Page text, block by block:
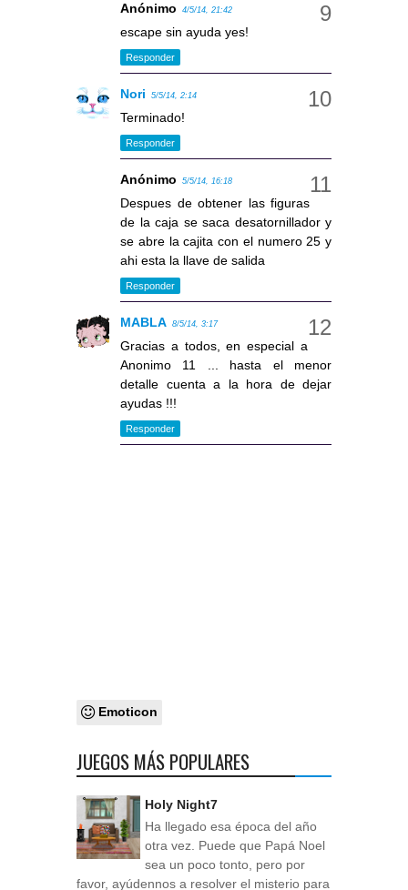
Anónimo 4/5/14, 21:42
escape sin ayuda yes!
Responder
Nori 5/5/14, 2:14
Terminado!
Responder
Anónimo 5/5/14, 16:18
Despues de obtener las figuras
de la caja se saca desatornillador y
se abre la cajita con el numero 25 y
ahi esta la llave de salida
Responder
MABLA 8/5/14, 3:17
Gracias a todos, en especial a
Anonimo 11 ... hasta el menor
detalle cuenta a la hora de dejar
ayudas !!!
Responder
Emoticon
JUEGOS MÁS POPULARES
Holy Night7
Ha llegado esa época del año
otra vez. Puede que Papá Noel
sea un poco tonto, pero por
favor, ayúdennos a resolver el misterio para